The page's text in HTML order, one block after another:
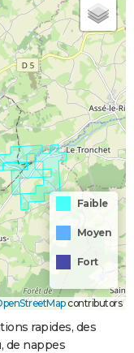
Faible
Moyen
Fort
contributors
rapides, des
de nappes